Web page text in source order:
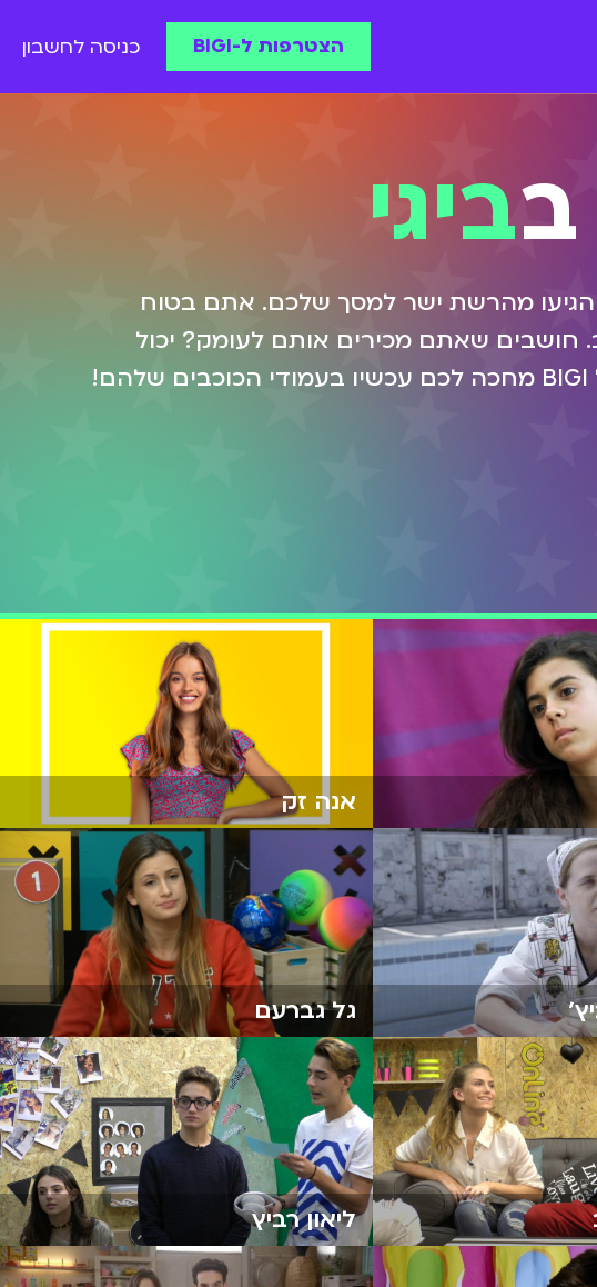
הצטרפות ל-BIGI כניסה לחשבון
ביגי
מהרשת ישר למסך שלכם. אתם בטוח
חושבים שאתם מכירים אותם לעומק? יכול
להיות שיש לנו משהו לחדש לכם! כל מה שרציתם לדעת על אושיות הרשת של BIGI מחכה לכם עכשיו בעמודי הכוכבים שלהם!
אנה זק
גל גברעם
ליאון רביץ